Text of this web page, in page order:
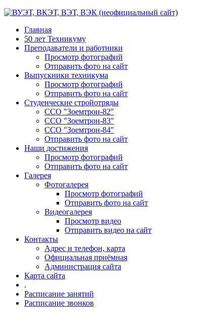
Главная
50 лет Техникуму
Преподаватели и работники
Просмотр фотографий
Отправить фото на сайт
Выпускники техникума
Просмотр фотографий
Отправить фото на сайт
Студенческие стройотряды
ССО "Зоемтрон-82"
ССО "Зоемтрон-83"
ССО "Зоемтрон-84"
Отправить фото на сайт
Наши достижения
Просмотр фотографий
Отправить фото на сайт
Галерея
Фотогалерея
Просмотр фотографий
Отправить фото на сайт
Видеогалерея
Просмотр видео
Отправить видео на сайт
Контакты
Адрес и телефон, карта
Официальная приёмная
Администрация сайта
Карта сайта
.
Расписание занятий
Расписание звонков